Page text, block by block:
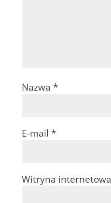
Nazwa *
E-mail *
Witryna internetowa